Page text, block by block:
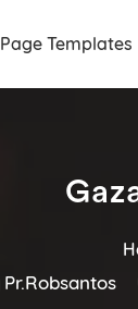
Page Templates
Pr.robsantos